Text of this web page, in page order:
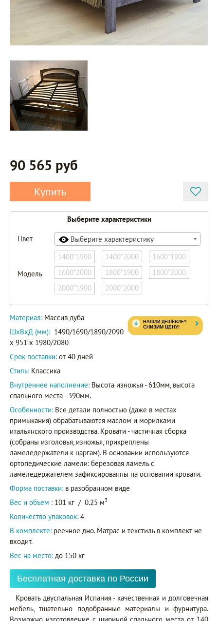
90 565 руб
Купить
Выберите характеристики
Цвет Выберите характеристику
Модель
1400*1900 1400*2000
1600*1900
1600*2000
1800*1900
1800*2000
2000*1900
2000*2000
Материал: Массив дуба
ШxВxД (мм): 1490/1690/1890/2090
x 951 x 1980/2080
Срок поставки: от 40 дней
Стиль: Классика
Внутреннее наполнение: Высота изножья - 610мм, высота
спального места - 390мм.
Особенности: Все детали полностью (даже в местах
примыкания) обрабатываются маслом и морилками
итальянского производства. Кровати - частичная сборка
(собраны изголовья, изножья, прикреплены
ламеледержатели к царгам). В основании используются
ортопедические ламели: березовая ламель с
ламеледержателем зафиксированны на основании кровати.
Форма поставки: в разобранном виде
Вес и объем : 101 кг / 0.25 м3
Количество упаковок: 4
В комплекте: реечное дно. Матрас и текстиль в комплект не
входит.
Вес на место: до 150 кг
Бесплатная доставка по России
Кровать двуспальная Испания - качественная и долговечная
мебель, тщательно подобранные материалы и фурнитура.